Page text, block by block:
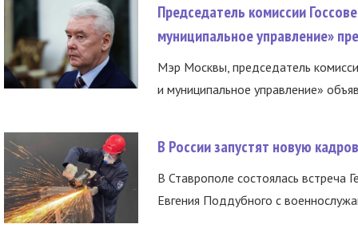
Председатель комиссии
муниципальное управление»
Мэр Москвы, председатель
и муниципальное управление»
В России запустят новую
В Ставрополе состоялась встреча
Евгения Поддубного с